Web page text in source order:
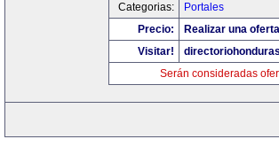
Categorias:
Portales
Precio:
Realizar una
Visitar!
Serán consideradas